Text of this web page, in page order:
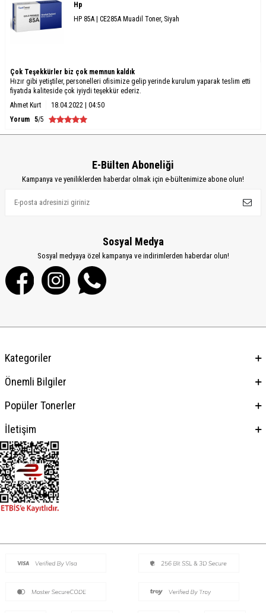
Hp
HP 85A | CE285A Muadil Toner, Siyah
Çok Teşekkürler biz çok memnun kaldık
Hızır gibi yetiştiler, personelleri ofisimize gelip yerinde kurulum yaparak teslim etti
fiyatıda kaliteside çok iyiydi teşekkür ederiz.
Ahmet Kurt
18.04.2022 | 04:50
Yorum 5/5
E-Bülten Aboneliği
Kampanya ve yeniliklerden haberdar olmak için e-bültenimize abone olun!
Sosyal Medya
Sosyal medyaya özel kampanya ve indirimlerden haberdar olun!
Kategoriler
Önemli Bilgiler
Popüler Tonerler
İletişim